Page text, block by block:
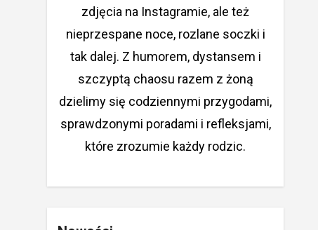
zdjęcia na Instagramie, ale też
nieprzespane noce, rozlane soczki i
tak dalej. Z humorem, dystansem i
szczyptą chaosu razem z żoną
dzielimy się codziennymi przygodami,
sprawdzonymi poradami i refleksjami,
które zrozumie każdy rodzic.